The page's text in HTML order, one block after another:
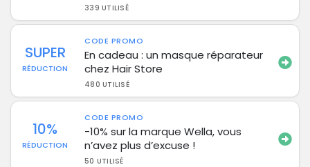
339 UTILISÉ
SUPER
RÉDUCTION
CODE PROMO
En cadeau : un masque réparateur
chez Hair Store
480 UTILISÉ
10%
RÉDUCTION
CODE PROMO
-10% sur la marque Wella, vous
n’avez plus d’excuse !
50 UTILISÉ